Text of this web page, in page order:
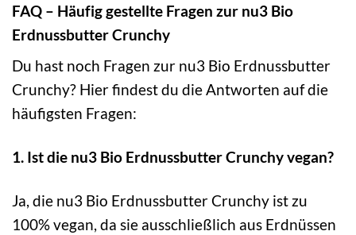
FAQ – Häufig gestellte Fragen zur nu3 Bio
Erdnussbutter Crunchy
Du hast noch Fragen zur nu3 Bio Erdnussbutter
Crunchy? Hier findest du die Antworten auf die
häufigsten Fragen:
1. Ist die nu3 Bio Erdnussbutter Crunchy vegan?
Ja, die nu3 Bio Erdnussbutter Crunchy ist zu
100% vegan, da sie ausschließlich aus Erdnüssen